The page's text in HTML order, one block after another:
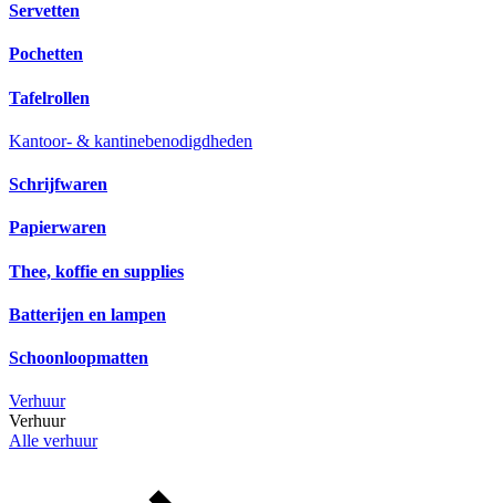
Servetten
Pochetten
Tafelrollen
Kantoor- & kantinebenodigdheden
Schrijfwaren
Papierwaren
Thee, koffie en supplies
Batterijen en lampen
Schoonloopmatten
Verhuur
Verhuur
Alle verhuur